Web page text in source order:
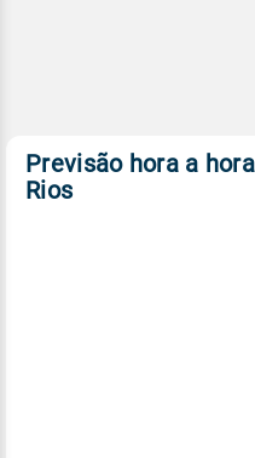
Previsão hora a
Rios